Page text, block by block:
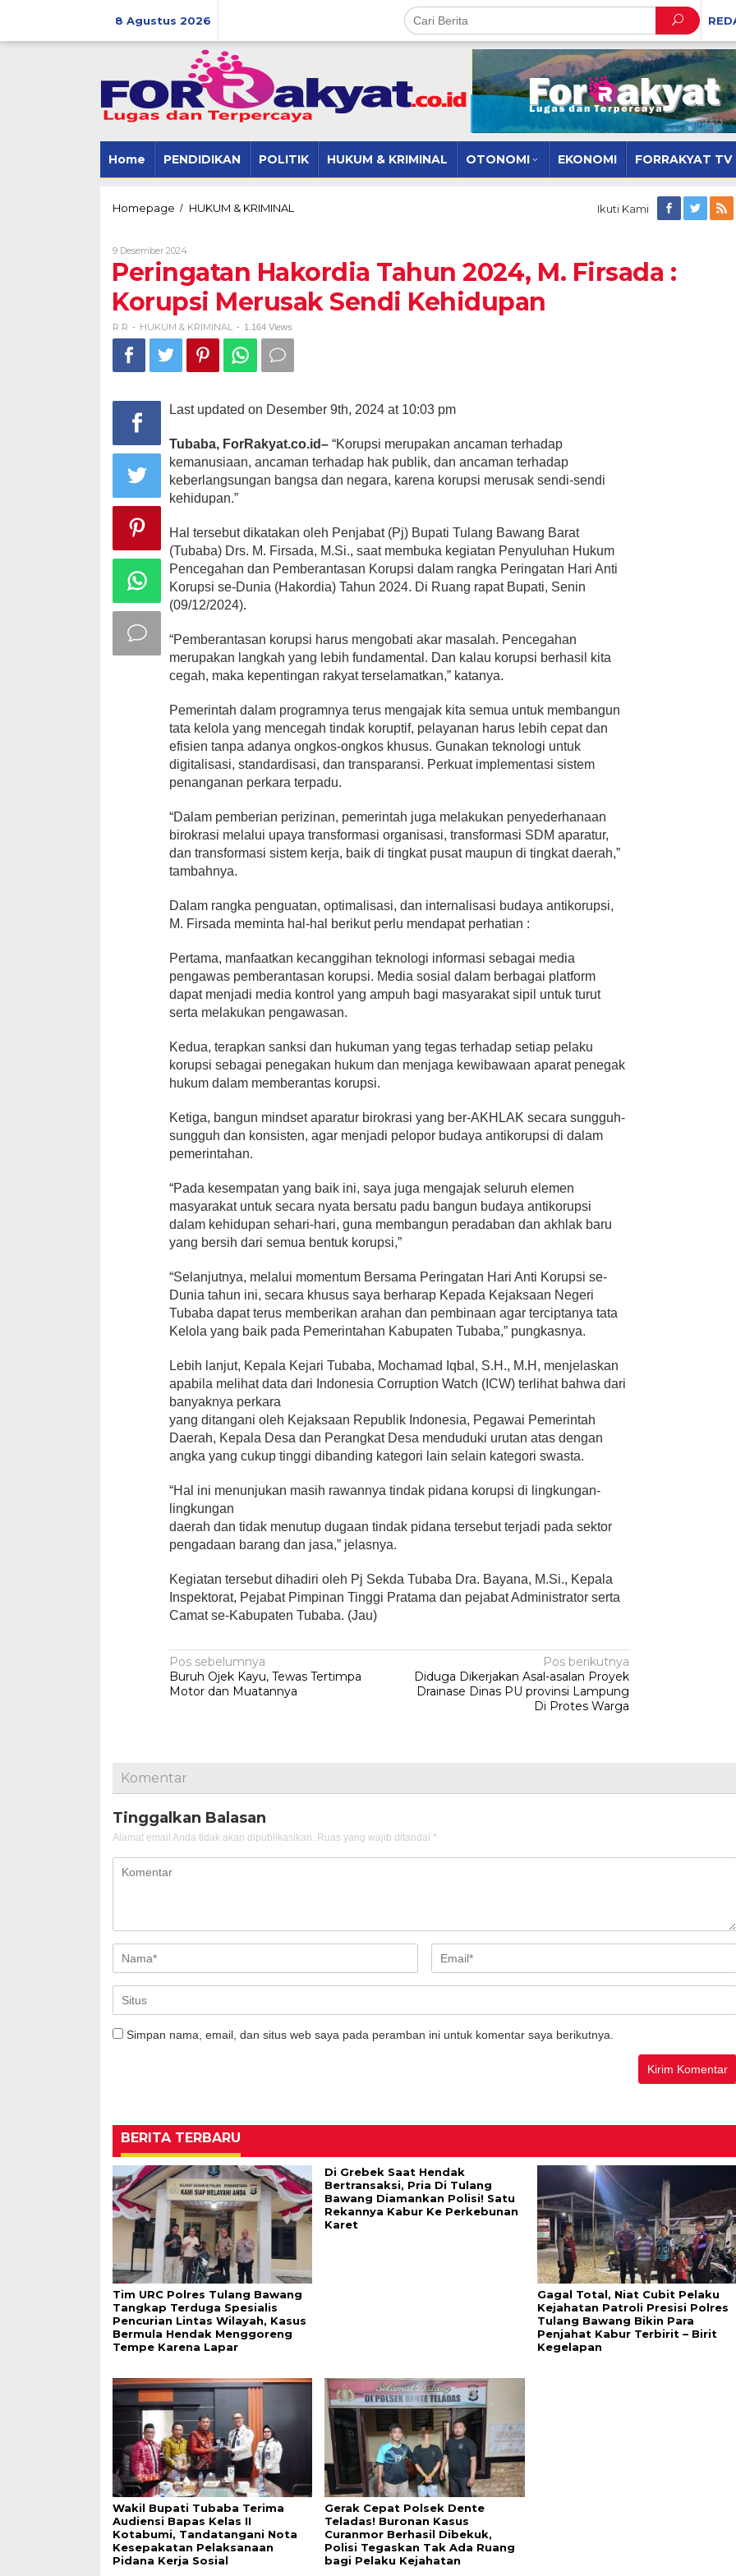
8 Agustus 2026
Home PENDIDIKAN POLITIK HUKUM & KRIMINAL OTONOMI EKONOMI FORRAKYAT TV
Homepage / HUKUM & KRIMINAL
M.
Firsada
:
Korupsi
Sendi
Ikuti Kami
9 Desember 2024Oleh
R
Peringatan Hakordia Tahun 2024, M. Firsada :
Korupsi Merusak Sendi Kehidupan
R R - HUKUM & KRIMINAL - 1.164 Views
Last updated on Desember 9th, 2024 at 10:03 pm
Tubaba, ForRakyat.co.id– “Korupsi merupakan ancaman terhadap
kemanusiaan, ancaman terhadap hak publik, dan ancaman terhadap
keberlangsungan bangsa dan negara, karena korupsi merusak sendi-sendi
kehidupan.”
Hal tersebut dikatakan oleh Penjabat (Pj) Bupati Tulang Bawang Barat
(Tubaba) Drs. M. Firsada, M.Si., saat membuka kegiatan Penyuluhan Hukum
Pencegahan dan Pemberantasan Korupsi dalam rangka Peringatan Hari Anti
Korupsi se-Dunia (Hakordia) Tahun 2024. Di Ruang rapat Bupati, Senin
(09/12/2024).
“Pemberantasan korupsi harus mengobati akar masalah. Pencegahan
merupakan langkah yang lebih fundamental. Dan kalau korupsi berhasil kita
cegah, maka kepentingan rakyat terselamatkan,” katanya.
Pemerintah dalam programnya terus mengajak kita semua untuk membangun
tata kelola yang mencegah tindak koruptif, pelayanan harus lebih cepat dan
efisien tanpa adanya ongkos-ongkos khusus. Gunakan teknologi untuk
digitalisasi, standardisasi, dan transparansi. Perkuat implementasi sistem
penanganan perkara terpadu.
“Dalam pemberian perizinan, pemerintah juga melakukan penyederhanaan
birokrasi melalui upaya transformasi organisasi, transformasi SDM aparatur,
dan transformasi sistem kerja, baik di tingkat pusat maupun di tingkat daerah,”
tambahnya.
Dalam rangka penguatan, optimalisasi, dan internalisasi budaya antikorupsi,
M. Firsada meminta hal-hal berikut perlu mendapat perhatian :
Pertama, manfaatkan kecanggihan teknologi informasi sebagai media
pengawas pemberantasan korupsi. Media sosial dalam berbagai platform
dapat menjadi media kontrol yang ampuh bagi masyarakat sipil untuk turut
serta melakukan pengawasan.
Kedua, terapkan sanksi dan hukuman yang tegas terhadap setiap pelaku
korupsi sebagai penegakan hukum dan menjaga kewibawaan aparat penegak
hukum dalam memberantas korupsi.
Ketiga, bangun mindset aparatur birokrasi yang ber-AKHLAK secara sungguh-
sungguh dan konsisten, agar menjadi pelopor budaya antikorupsi di dalam
pemerintahan.
“Pada kesempatan yang baik ini, saya juga mengajak seluruh elemen
masyarakat untuk secara nyata bersatu padu bangun budaya antikorupsi
dalam kehidupan sehari-hari, guna membangun peradaban dan akhlak baru
yang bersih dari semua bentuk korupsi,”
“Selanjutnya, melalui momentum Bersama Peringatan Hari Anti Korupsi se-
Dunia tahun ini, secara khusus saya berharap Kepada Kejaksaan Negeri
Tubaba dapat terus memberikan arahan dan pembinaan agar terciptanya tata
Kelola yang baik pada Pemerintahan Kabupaten Tubaba,” pungkasnya.
Lebih lanjut, Kepala Kejari Tubaba, Mochamad Iqbal, S.H., M.H, menjelaskan
apabila melihat data dari Indonesia Corruption Watch (ICW) terlihat bahwa dari
banyaknya perkara
yang ditangani oleh Kejaksaan Republik Indonesia, Pegawai Pemerintah
Daerah, Kepala Desa dan Perangkat Desa menduduki urutan atas dengan
angka yang cukup tinggi dibanding kategori lain selain kategori swasta.
“Hal ini menunjukan masih rawannya tindak pidana korupsi di lingkungan-
lingkungan
daerah dan tidak menutup dugaan tindak pidana tersebut terjadi pada sektor
pengadaan barang dan jasa,” jelasnya.
Kegiatan tersebut dihadiri oleh Pj Sekda Tubaba Dra. Bayana, M.Si., Kepala
Inspektorat, Pejabat Pimpinan Tinggi Pratama dan pejabat Administrator serta
Camat se-Kabupaten Tubaba. (Jau)
Navigasi
pos
Pos sebelumnya
Buruh Ojek Kayu, Tewas Tertimpa
Motor dan Muatannya
Pos berikutnya
Diduga Dikerjakan Asal-asalan Proyek
Drainase Dinas PU provinsi Lampung
Di Protes Warga
Komentar
Tinggalkan Balasan
Alamat email Anda tidak akan dipublikasikan. Ruas yang wajib ditandai *
Simpan nama, email, dan situs web saya pada peramban ini untuk komentar saya berikutnya.
BERITA TERBARU
Tim URC Polres Tulang Bawang
Tangkap Terduga Spesialis
Pencurian Lintas Wilayah, Kasus
Bermula Hendak Menggoreng
Tempe Karena Lapar
Di Grebek Saat Hendak
Bertransaksi, Pria Di Tulang
Bawang Diamankan Polisi! Satu
Rekannya Kabur Ke Perkebunan
Karet
Gagal Total, Niat Cubit Pelaku
Kejahatan Patroli Presisi Polres
Tulang Bawang Bikin Para
Penjahat Kabur Terbirit – Birit
Kegelapan
Wakil Bupati Tubaba Terima
Audiensi Bapas Kelas II
Kotabumi, Tandatangani Nota
Kesepakatan Pelaksanaan
Pidana Kerja Sosial
Gerak Cepat Polsek Dente
Teladas! Buronan Kasus
Curanmor Berhasil Dibekuk,
Polisi Tegaskan Tak Ada Ruang
bagi Pelaku Kejahatan